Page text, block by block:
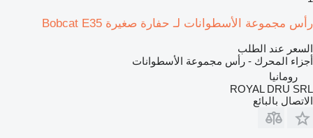
رأس مجموعة الأسطوانات لـ حفارة صغيرة Bobcat E35
السعر عند الطلب
أجزاء المحرك - رأس مجموعة الأسطوانات
رومانيا
ROYAL DRU SRL
الاتصال بالبائع